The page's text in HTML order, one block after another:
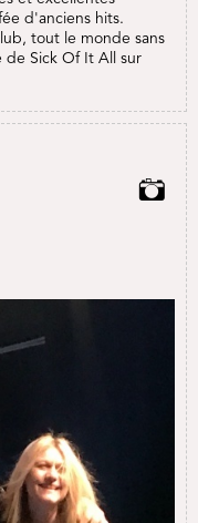
d'anciens hits.
tout le monde sans
de Sick Of It All sur